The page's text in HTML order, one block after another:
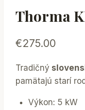
Thorma
€275.00
Tradičný
pamätajú starí
Výkon: 5 kW